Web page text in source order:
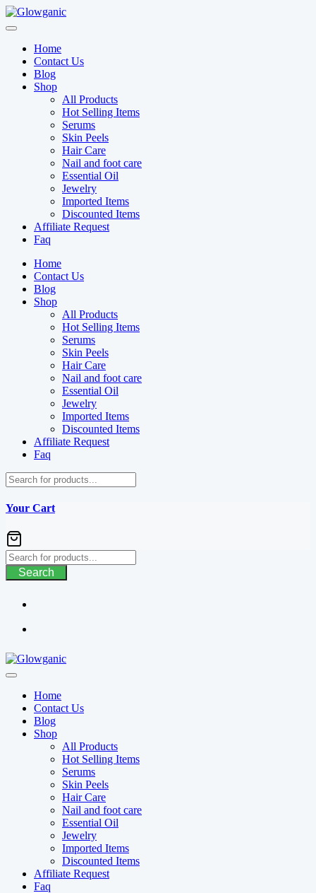
Skip
to
Home
Contact Us
Blog
Shop
All Products
Hot Selling Items
Serums
Skin Peels
Hair Care
Nail and foot care
Essential Oil
Jewelry
Imported Items
Discounted Items
Affiliate Request
Faq
Home
Contact Us
Blog
Shop
All Products
Hot Selling Items
Serums
Skin Peels
Hair Care
Nail and foot care
Essential Oil
Jewelry
Imported Items
Discounted Items
Affiliate Request
Faq
Your Cart
Search
Home
Contact Us
Blog
Shop
All Products
Hot Selling Items
Serums
Skin Peels
Hair Care
Nail and foot care
Essential Oil
Jewelry
Imported Items
Discounted Items
Affiliate Request
Faq